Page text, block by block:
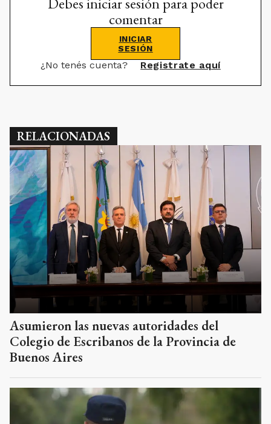
comentar
INICIAR
SESIÓN
¿No tenés cuenta? Registrate aquí
RELACIONADAS
Asumieron las nuevas autoridades del
Colegio de Escribanos de la Provincia de
Buenos Aires